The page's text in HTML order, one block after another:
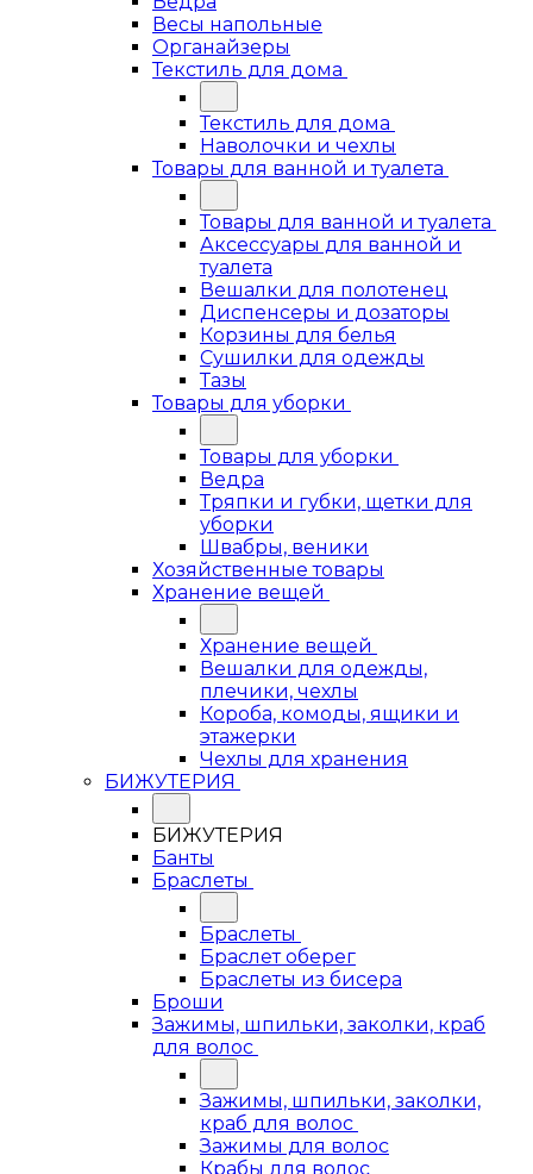
Весы напольные
Органайзеры
Текстиль для дома
Текстиль для дома
Наволочки и чехлы
Товары для ванной и туалета
Товары для ванной и туалета
Аксессуары для ванной и
туалета
Вешалки для полотенец
Диспенсеры и дозаторы
Корзины для белья
Сушилки для одежды
Тазы
Товары для уборки
Товары для уборки
Ведра
Тряпки и губки, щетки для
уборки
Швабры, веники
Хозяйственные товары
Хранение вещей
Хранение вещей
Вешалки для одежды,
плечики, чехлы
Короба, комоды, ящики и
этажерки
Чехлы для хранения
БИЖУТЕРИЯ
БИЖУТЕРИЯ
Банты
Браслеты
Браслеты
Браслет оберег
Браслеты из бисера
Броши
Зажимы, шпильки, заколки, краб
для волос
Зажимы, шпильки, заколки,
краб для волос
Зажимы для волос
Крабы для волос